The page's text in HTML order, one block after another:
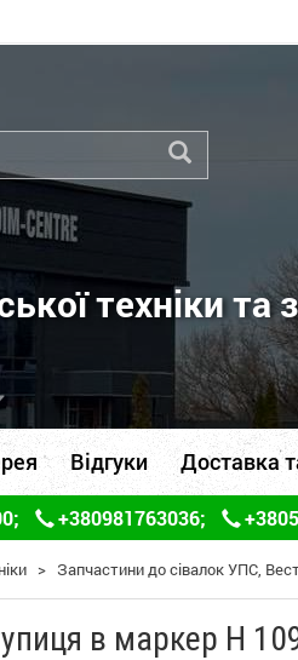
техніки та
Відгуки Доставка
; +380981763036;
> Запчастини до сівалок УПС,
в маркер Н